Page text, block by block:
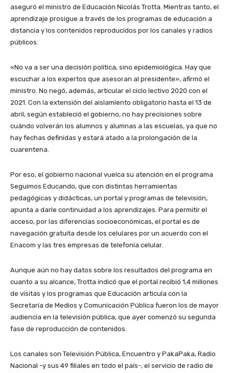
aseguró el ministro de Educación Nicolás Trotta. Mientras tanto, el
aprendizaje prosigue a través de los programas de educación a
distancia y los contenidos reproducidos por los canales y radios
públicos.
«No va a ser una decisión política, sino epidemiológica. Hay que
escuchar a los expertos que asesoran al presidente», afirmó el
ministro. No negó, además, articular el ciclo lectivo 2020 con el
2021. Con la extensión del aislamiento obligatorio hasta el 13 de
abril, según estableció el gobierno, no hay precisiones sobre
cuándo volverán los alumnos y alumnas a las escuelas, ya que no
hay fechas definidas y estará atado a la prolongación de la
cuarentena.
Por eso, el gobierno nacional vuelca su atención en el programa
Seguimos Educando, que con distintas herramientas
pedagógicas y didácticas, un portal y programas de televisión,
apunta a darle continuidad a los aprendizajes. Para permitir el
acceso, por las diferencias socioeconómicas, el portal es de
navegación gratuita desde los celulares por un acuerdo con el
Enacom y las tres empresas de telefonía celular.
Aunque aún no hay datos sobre los resultados del programa en
cuanto a su alcance, Trotta indicó que el portal recibió 1,4 millones
de visitas y los programas que Educación articula con la
Secretaría de Medios y Comunicación Pública fueron los de mayor
audiencia en la televisión pública, que ayer comenzó su segunda
fase de reproducción de contenidos.
Los canales son Televisión Pública, Encuentro y PakaPaka, Radio
Nacional -y sus 49 filiales en todo el país-, el servicio de radio de